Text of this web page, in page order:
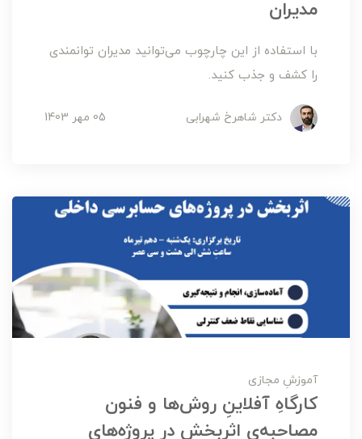
مدیران
با استفاده از این چارچوب می‌توانید مدیران توانمندی
را کشف و جذب کنید.
دکتر شاهرخ شهرابی 05 مهر 1403
آموزشِ مجازی
کارگاهِ آفلاینِ روش‌ها و فنون
مصاحبه‌ی اثربخش در پروژه‌های